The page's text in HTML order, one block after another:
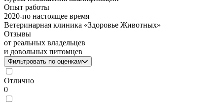
Опыт работы
2020-по настоящее время
Ветеринарная клиника «Здоровье Животных»
Отзывы
от реальных владельцев
и довольных питомцев
Фильтровать по оценкам
Отлично
0